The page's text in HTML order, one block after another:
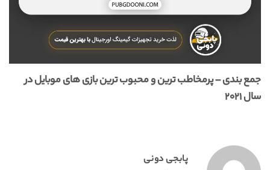
جمع بندی – پرمخاطب ترین و محبوب ترین بازی های موبایل در
سال ۲۰۲۱
پابجی دونی